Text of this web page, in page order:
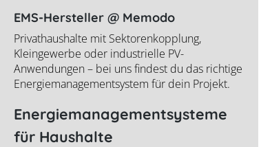
EMS-Hersteller @ Memodo
Privathaushalte mit Sektorenkopplung,
Kleingewerbe oder industrielle PV-
Anwendungen – bei uns findest du das richtige
Energiemanagementsystem für dein Projekt.
Energiemanagementsysteme
für Haushalte